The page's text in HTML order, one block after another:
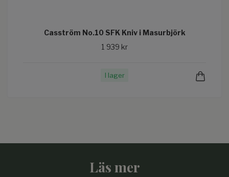
Casström No.10 SFK Kniv i Masurbjörk
1 939 kr
I lager
Läs mer